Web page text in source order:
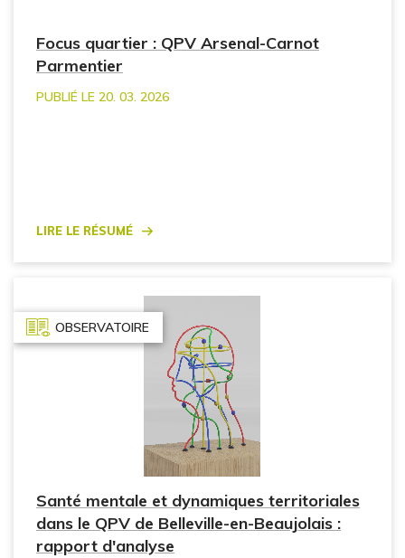
Focus quartier : QPV Arsenal-Carnot
Parmentier
PUBLIÉ LE 20. 03. 2026
Lire le résumé
OBSERVATOIRE
Santé mentale et dynamiques territoriales
dans le QPV de Belleville-en-Beaujolais :
rapport d'analyse